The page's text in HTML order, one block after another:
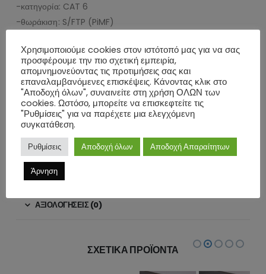
-κατηγορία: CAT 6
-θωράκιση: S/FTP (PiMF)
-max. bandwidth: 250MHz
-AWG: 28/7 (stranded)
-διάμετρος καλωδίου: 6mm
-υλικό εσωτερικού αγωγού: CU (copper)
-υλικό καλωδίου: LSZH
-μήκος: 0.15m
-χρώμα: γκρι
ΕΠΙΠΛΈΟΝ ΠΛΗΡΟΦΟΡΊΕΣ
ΑΞΙΟΛΟΓΉΣΕΙΣ (0)
ΣΧΕΤΙΚΆ ΠΡΟΪΌΝΤΑ
Χρησιμοποιούμε cookies στον ιστότοπό μας για να σας
προσφέρουμε την πιο σχετική εμπειρία,
απομνημονεύοντας τις προτιμήσεις σας και
επαναλαμβανόμενες επισκέψεις. Κάνοντας κλικ στο
"Αποδοχή όλων", συναινείτε στη χρήση ΟΛΩΝ των
cookies. Ωστόσο, μπορείτε να επισκεφτείτε τις
"Ρυθμίσεις" για να παρέχετε μια ελεγχόμενη
συγκατάθεση.
Ρυθμίσεις Αποδοχή όλων Αποδοχή Απαραίτητων
Άρνηση